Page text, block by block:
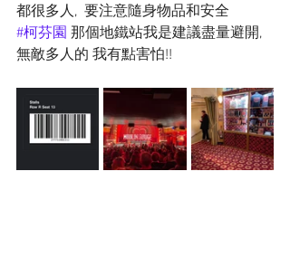
都很多人,  要注意隨身物品和安全
#柯芬園 那個地鐵站我是建議盡量避開,
無敵多人的 我有點害怕!!